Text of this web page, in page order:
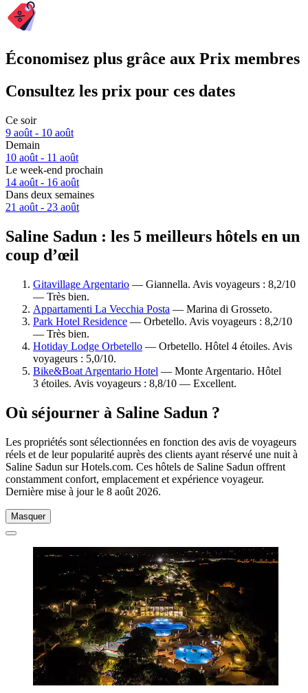
Économisez plus grâce aux Prix membres
Consultez les prix pour ces dates
Ce soir
9 août - 10 août
Demain
10 août - 11 août
Le week-end prochain
14 août - 16 août
Dans deux semaines
21 août - 23 août
Saline Sadun : les 5 meilleurs hôtels en un
coup d’œil
Gitavillage Argentario — Giannella. Avis voyageurs : 8,2/10
— Très bien.
Appartamenti La Vecchia Posta — Marina di Grosseto.
Park Hotel Residence — Orbetello. Avis voyageurs : 8,2/10
— Très bien.
Hotiday Lodge Orbetello — Orbetello. Hôtel 4 étoiles. Avis
voyageurs : 5,0/10.
Bike&Boat Argentario Hotel — Monte Argentario. Hôtel
3 étoiles. Avis voyageurs : 8,8/10 — Excellent.
Où séjourner à Saline Sadun ?
Les propriétés sont sélectionnées en fonction des avis de voyageurs
réels et de leur popularité auprès des clients ayant réservé une nuit à
Saline Sadun sur Hotels.com. Ces hôtels de Saline Sadun offrent
constamment confort, emplacement et expérience voyageur.
Dernière mise à jour le 8 août 2026.
Masquer